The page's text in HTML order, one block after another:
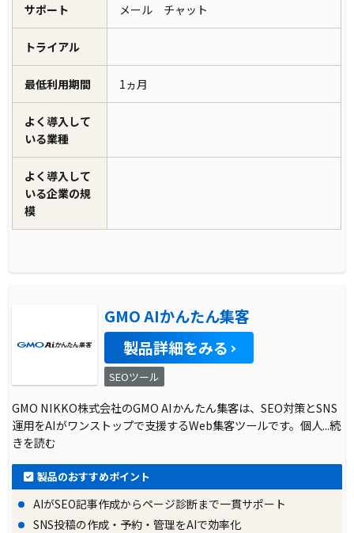
サポート メール チャット
トライアル
最低利用期間 1ヵ月
よく導入して
いる業種
よく導入して
いる企業の規
模
GMO AIかんたん集客
製品詳細をみる
SEOツール
GMO NIKKO株式会社のGMO AIかんたん集客は、SEO対策とSNS
運用をAIがワンストップで支援するWeb集客ツールです。個人...続
きを読む
製品のおすすめポイント
AIがSEO記事作成からページ診断まで一貫サポート
SNS投稿の作成・予約・管理をAIで効率化